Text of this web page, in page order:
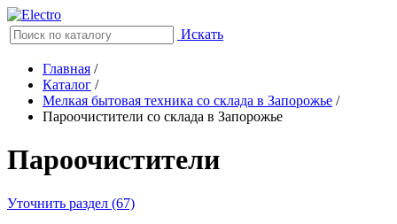
Искать
Главная /
Каталог /
Мелкая бытовая техника со склада в Запорожье /
Пароочистители со склада в Запорожье
Пароочистители
Уточнить раздел (67)